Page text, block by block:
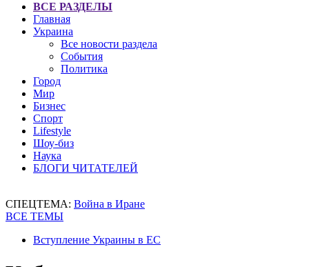
ВСЕ РАЗДЕЛЫ
Главная
Украина
Все новости раздела
События
Политика
Город
Мир
Бизнес
Спорт
Lifestyle
Шоу-биз
Наука
БЛОГИ ЧИТАТЕЛЕЙ
СПЕЦТЕМА: Война в Иране
ВСЕ ТЕМЫ
Вступление Украины в ЕС